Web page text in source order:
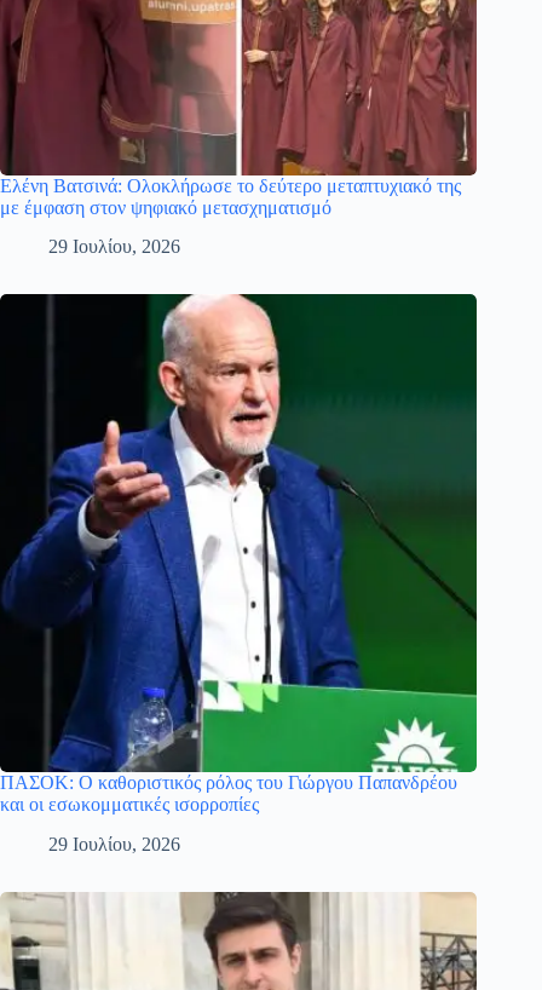
Ελένη Βατσινά: Ολοκλήρωσε το δεύτερο μεταπτυχιακό της
με έμφαση στον ψηφιακό μετασχηματισμό
29 Ιουλίου, 2026
ΠΑΣΟΚ: Ο καθοριστικός ρόλος του Γιώργου Παπανδρέου
και οι εσωκομματικές ισορροπίες
29 Ιουλίου, 2026